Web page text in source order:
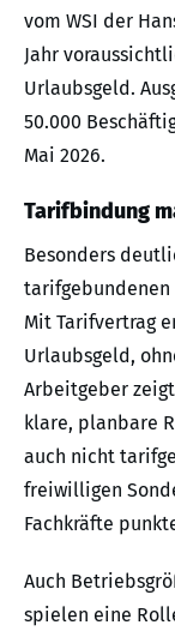
vom WSI der
Jahr
Urlaubsgeld.
50.000
Mai 2026.
Tarifbindung
Besonders
Mit Tarifvertrag
Urlaubsgeld,
Arbeitgeber
klare, planbare
auch nicht
freiwilligen
Fachkräfte
Auch
spielen eine